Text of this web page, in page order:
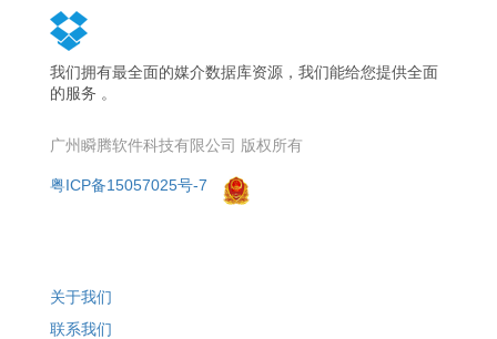
我们拥有最全面的媒介数据库资源，我们能给您提供全面
的服务 。
广州瞬腾软件科技有限公司 版权所有
粤ICP备15057025号-7
关于我们
联系我们